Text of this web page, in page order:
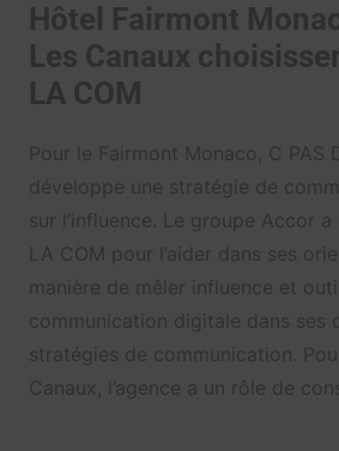
Hôtel Fairmont
Les Canaux
LA COM
Pour le Fairmont Monaco, C PAS
développe une stratégie de
sur l’influence. Le groupe Accor a
LA COM pour l’aider dans ses
manière de mêler influence et
communication digitale dans ses
stratégies de communication.
Canaux, l’agence a un rôle de